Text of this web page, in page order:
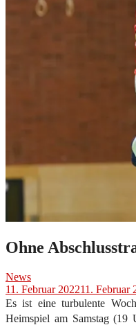
Ohne
News
11. Februar 202211. Februar
Es ist eine turbulente
Heimspiel am Samstag